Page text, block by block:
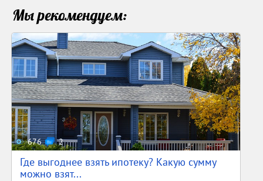
Мы рекомендуем:
676 2
Где выгоднее взять ипотеку? Какую сумму
можно взят...